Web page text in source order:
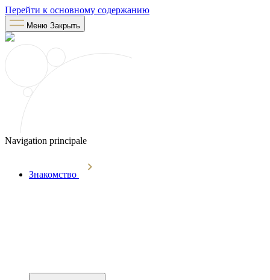
Перейти к основному содержанию
Меню Закрыть
Navigation principale
Знакомство